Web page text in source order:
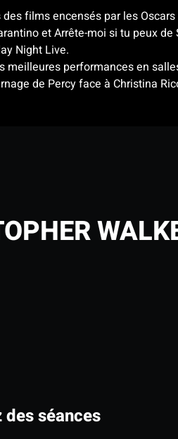
films encensés par les
et Arrête-moi si tu peux
Night Live.
performances en
de Percy face à Christina
des séances